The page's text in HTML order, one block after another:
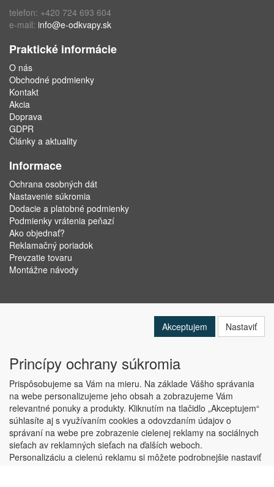
telefon: +420 724 693 604
e-mail: info@e-odkvapy.sk
Praktické informácie
O nás
Obchodné podmienky
Kontakt
Akcia
Doprava
GDPR
Články a aktuality
Informace
Ochrana osobných dát
Nastavenie súkromia
Dodacie a platobné podmienky
Podmienky vrátenia peňazí
Ako objednať?
Reklamačný poriadok
Prevzatie tovaru
Montážne návody
Copyright © ABRA Software a.s. 2019
Akceptujem Nastaviť
Princípy ochrany súkromia
Prispôsobujeme sa Vám na mieru. Na základe Vášho správania
na webe personalizujeme jeho obsah a zobrazujeme Vám
relevantné ponuky a produkty. Kliknutím na tlačidlo „Akceptujem“
súhlasíte aj s využívaním cookies a odovzdaním údajov o
správaní na webe pre zobrazenie cielenej reklamy na sociálnych
sieťach av reklamných sieťach na ďalších weboch.
Personalizáciu a cielenú reklamu si môžete podrobnejšie nastaviť